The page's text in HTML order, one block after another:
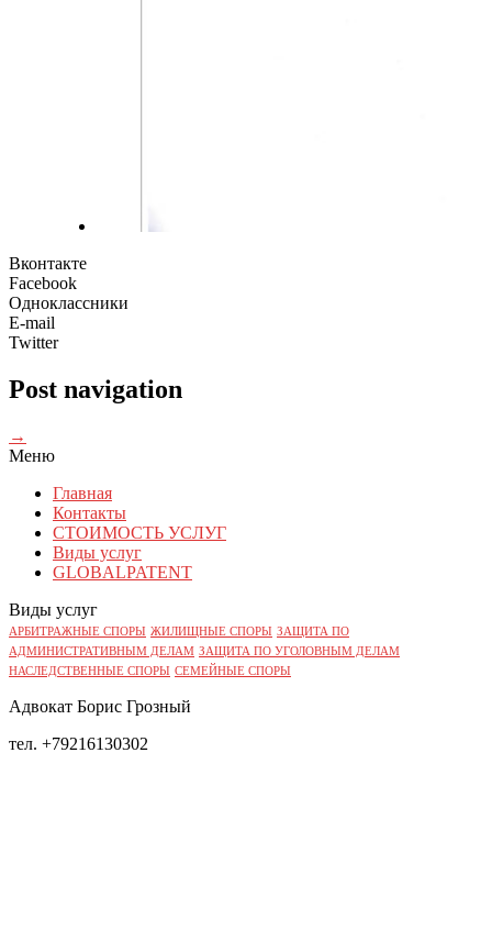
Вконтакте
Facebook
Одноклассники
E-mail
Twitter
Post navigation
→
Меню
Главная
Контакты
СТОИМОСТЬ УСЛУГ
Виды услуг
GLOBALPATENT
Виды услуг
АРБИТРАЖНЫЕ СПОРЫ ЖИЛИЩНЫЕ СПОРЫ ЗАЩИТА ПО
АДМИНИСТРАТИВНЫМ ДЕЛАМ ЗАЩИТА ПО УГОЛОВНЫМ ДЕЛАМ
НАСЛЕДСТВЕННЫЕ СПОРЫ СЕМЕЙНЫЕ СПОРЫ
Адвокат Борис Грозный
тел. +79216130302